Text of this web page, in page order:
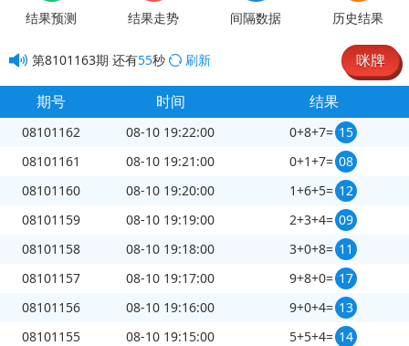
结果预测 结果走势 间隔数据 历史结果
第8101163期 还有55秒 刷新 咪牌
期号 时间 结果
08101162 08-10 19:22:00 0+8+7= 15
08101161
08-10 19:21:00 0+1+7= 08
08101160
08-10 19:20:00 1+6+5= 12
08101159
08-10 19:19:00 2+3+4= 09
08101158
08-10 19:18:00 3+0+8= 11
08101157
08-10 19:17:00 9+8+0= 17
08101156
08-10 19:16:00 9+0+4= 13
08101155
08-10 19:15:00 5+5+4= 14